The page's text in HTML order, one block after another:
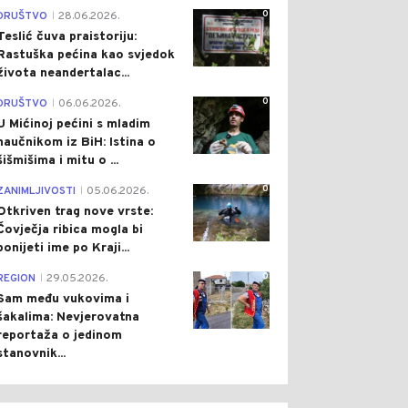
0
28.06.2026.
čuva praistoriju:
pećina kao svjedok
neandertalac...
0
06.06.2026.
Mićinoj pećini s mladim
iz BiH: Istina o
i mitu o ...
0
05.06.2026.
trag nove vrste:
ribica mogla bi
ime po Kraji...
0
29.05.2026.
među vukovima i
Nevjerovatna
o jedinom